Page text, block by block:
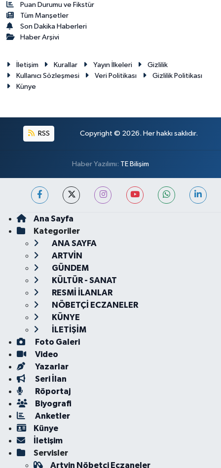
Puan Durumu ve Fikstür
Tüm Manşetler
Son Dakika Haberleri
Haber Arşivi
İletişim Kurallar Yayın İlkeleri
Gizlilik
Kullanıcı Sözleşmesi
Veri Politikası
Gizlilik Politikası
Künye
RSS Copyright © 2026. Her hakkı saklıdır.
Haber Yazılımı: TE Bilişim
Ana Sayfa
Kategoriler
ANA SAYFA
ARTVİN
GÜNDEM
KÜLTÜR - SANAT
RESMİ İLANLAR
NÖBETÇİ ECZANELER
KÜNYE
İLETİŞİM
Foto Galeri
Video
Yazarlar
Seri İlan
Röportaj
Biyografi
Anketler
Künye
İletişim
Servisler
Artvin Nöbetçi Eczaneler